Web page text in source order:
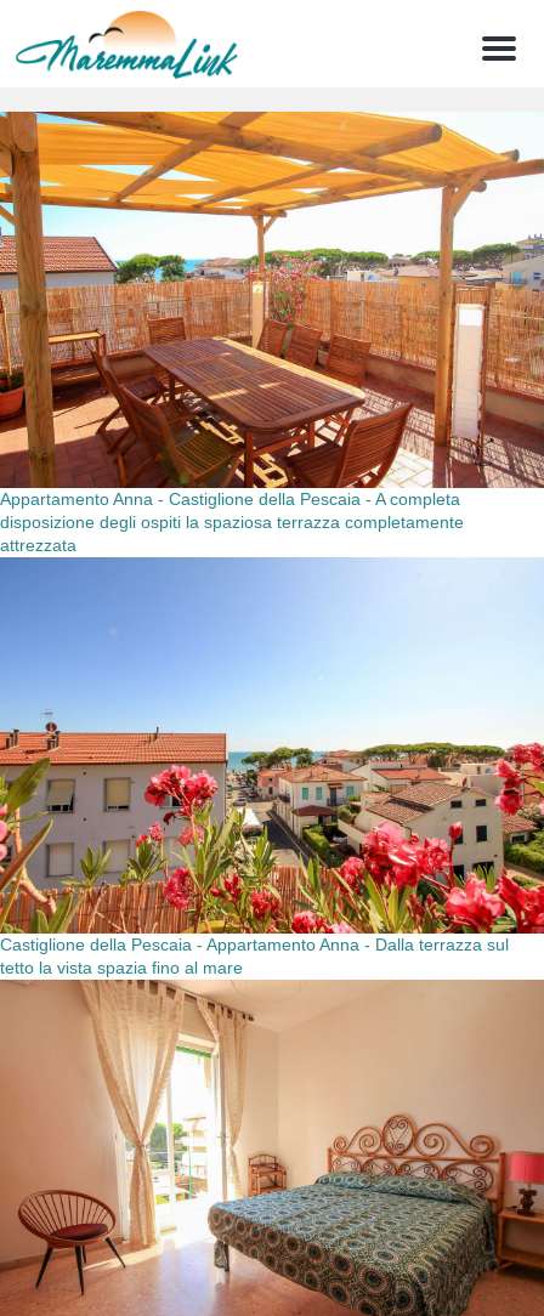
Menu
Appartamento Anna - Castiglione della Pescaia - A completa
disposizione degli ospiti la spaziosa terrazza completamente
attrezzata
Castiglione della Pescaia - Appartamento Anna - Dalla terrazza sul
tetto la vista spazia fino al mare